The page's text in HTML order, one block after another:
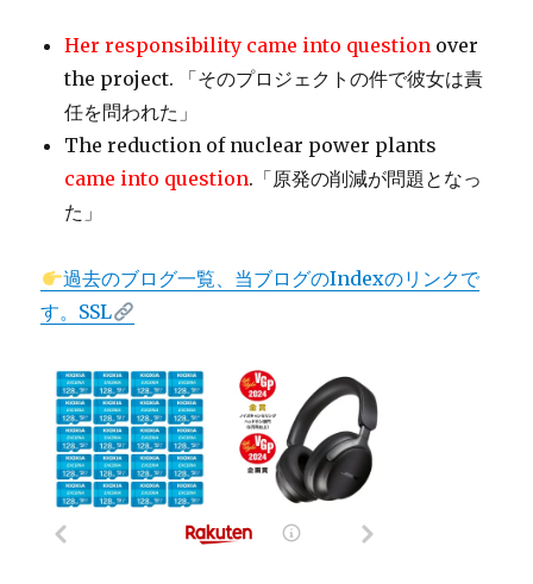
Her responsibility came into question over
the project. 「そのプロジェクトの件で彼女は責
任を問われた」
The reduction of nuclear power plants
came into question.「原発の削減が問題となっ
た」
過去のブログ一覧、当ブログのIndexのリンクで
す。SSL